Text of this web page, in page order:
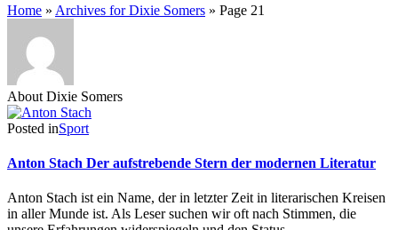
Home » Archives for Dixie Somers » Page 21
About Dixie Somers
Posted inSport
Anton Stach Der aufstrebende Stern der modernen Literatur
Anton Stach ist ein Name, der in letzter Zeit in literarischen Kreisen
in aller Munde ist. Als Leser suchen wir oft nach Stimmen, die